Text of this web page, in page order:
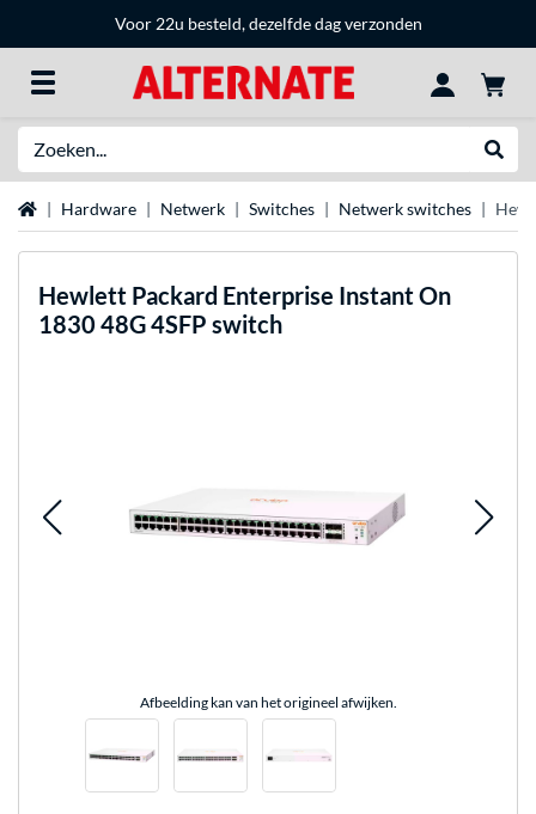
Voor 22u besteld, dezelfde dag verzonden
Home Hardware Netwerk Switches Netwerk switches
Hewlett Packard Enterprise Instant On
1830 48G 4SFP switch
Afbeelding kan van het origineel afwijken.